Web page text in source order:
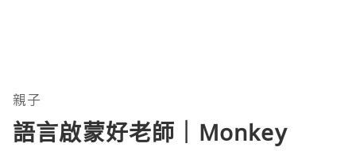
親子
語言啟蒙好老師｜Monkey